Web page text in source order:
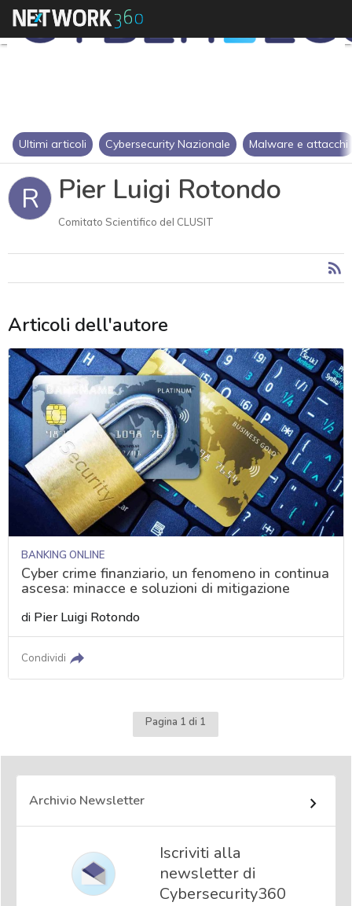
Ultimi articoli Cybersecurity Nazionale Malware e attacchi
R Pier Luigi Rotondo
Comitato Scientifico del CLUSIT
Articoli dell'autore
BANKING ONLINE
Cyber crime finanziario, un fenomeno in continua
ascesa: minacce e soluzioni di mitigazione
di Pier Luigi Rotondo
Condividi
Pagina 1 di 1
Archivio Newsletter
Iscriviti alla
newsletter di
Cybersecurity360